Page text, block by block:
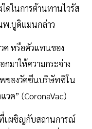
ดในการต้านทานไวรัส
พ.บูดิแมนกล่าว
ค หรือตัวแทนของ
มาให้ความกระจ่าง
ของวัคซีนบริษัทซิโน
วค” (CoronaVac)
เผชิญกับสถานการณ์